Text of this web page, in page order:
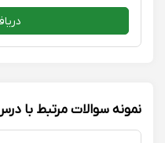
نمونه سوالات مرتبط با